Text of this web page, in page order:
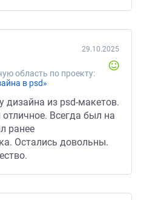
область по проекту:
в psd»
29.10.2025
дизайна из psd-макетов.
Всегда был на
ранее
Остались довольны.